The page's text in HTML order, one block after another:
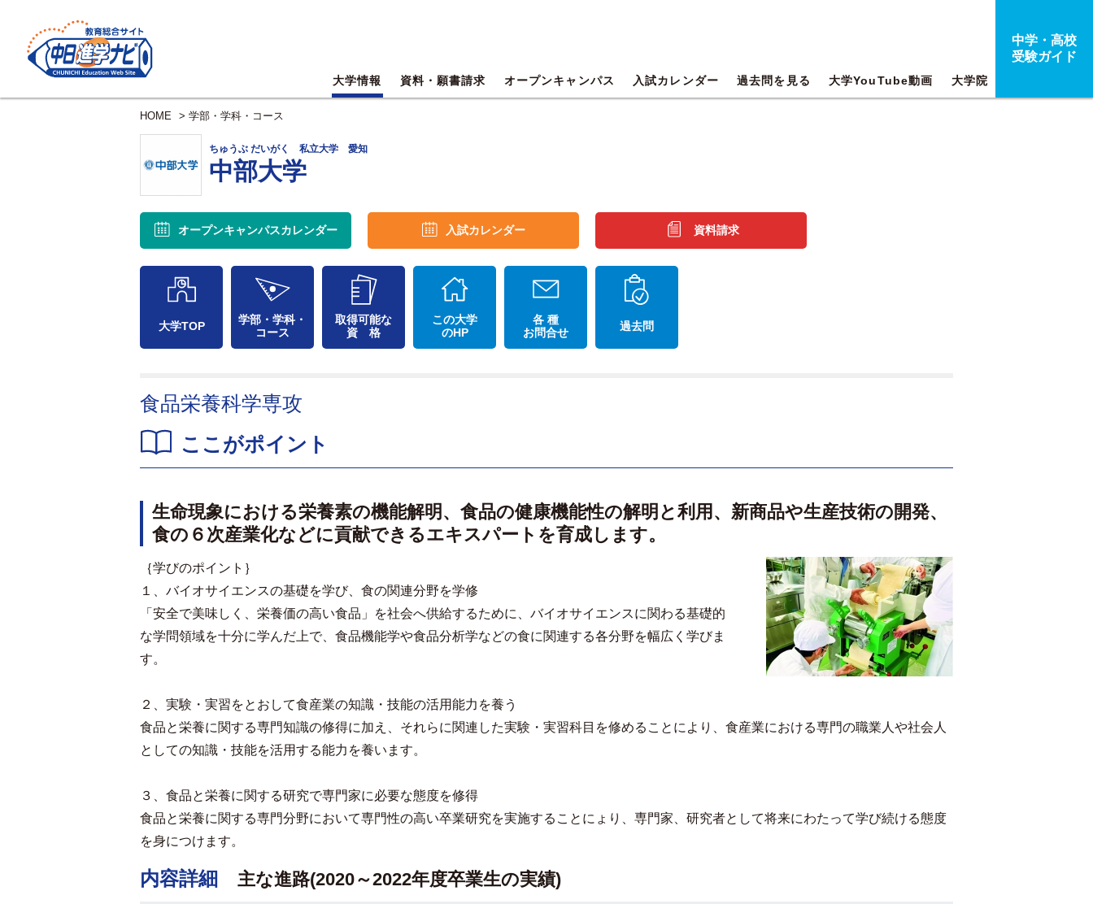
大学情報 資料・願書請求 オープンキャンパス 入試カレンダー 過去問を見る 大学YouTube動画 大学院
中学・高校
受験ガイド
HOME > 学部・学科・コース
ちゅうぶ だいがく 私立大学 愛知
中部大学
オープンキャンパスカレンダー 入試カレンダー 資料請求
大学TOP
学部・学科・
コース
取得可能な
資 格
この大学
のHP
各 種
お問合せ
過去問
食品栄養科学専攻
ここがポイント
生命現象における栄養素の機能解明、食品の健康機能性の解明と利用、新商品や生産技術の開発、
食の６次産業化などに貢献できるエキスパートを育成します。
｛学びのポイント｝
１、バイオサイエンスの基礎を学び、食の関連分野を学修
「安全で美味しく、栄養価の高い食品」を社会へ供給するために、バイオサイエンスに関わる基礎的
な学問領域を十分に学んだ上で、食品機能学や食品分析学などの食に関連する各分野を幅広く学びま
す。
２、実験・実習をとおして食産業の知識・技能の活用能力を養う
食品と栄養に関する専門知識の修得に加え、それらに関連した実験・実習科目を修めることにより、食産業における専門の職業人や社会人
としての知識・技能を活用する能力を養います。
３、食品と栄養に関する研究で専門家に必要な態度を修得
食品と栄養に関する専門分野において専門性の高い卒業研究を実施することにょり、専門家、研究者として将来にわたって学び続ける態度
を身につけます。
内容詳細 主な進路(2020～2022年度卒業生の実績)